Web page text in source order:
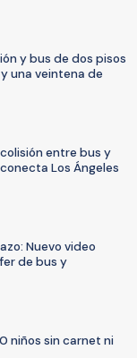
y bus de dos pisos
una veintena de
entre bus y
Los Ángeles
Nuevo video
de bus y
niños sin carnet ni